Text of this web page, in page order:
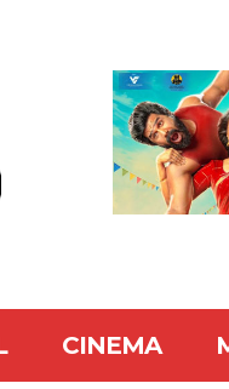
CINEMA